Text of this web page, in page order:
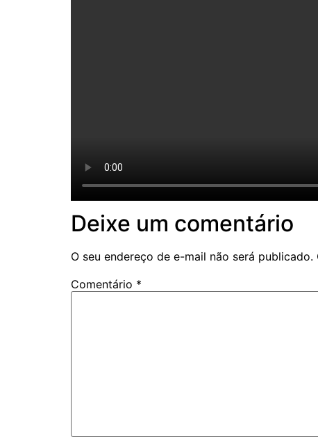
Deixe um comentário
O seu endereço de e-mail não será publicado.
Comentário *